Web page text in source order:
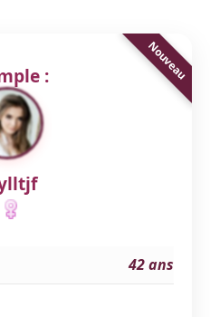
:
42 ans